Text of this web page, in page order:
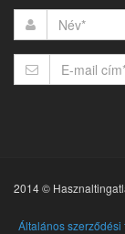
2014 ©
Általános szerződési